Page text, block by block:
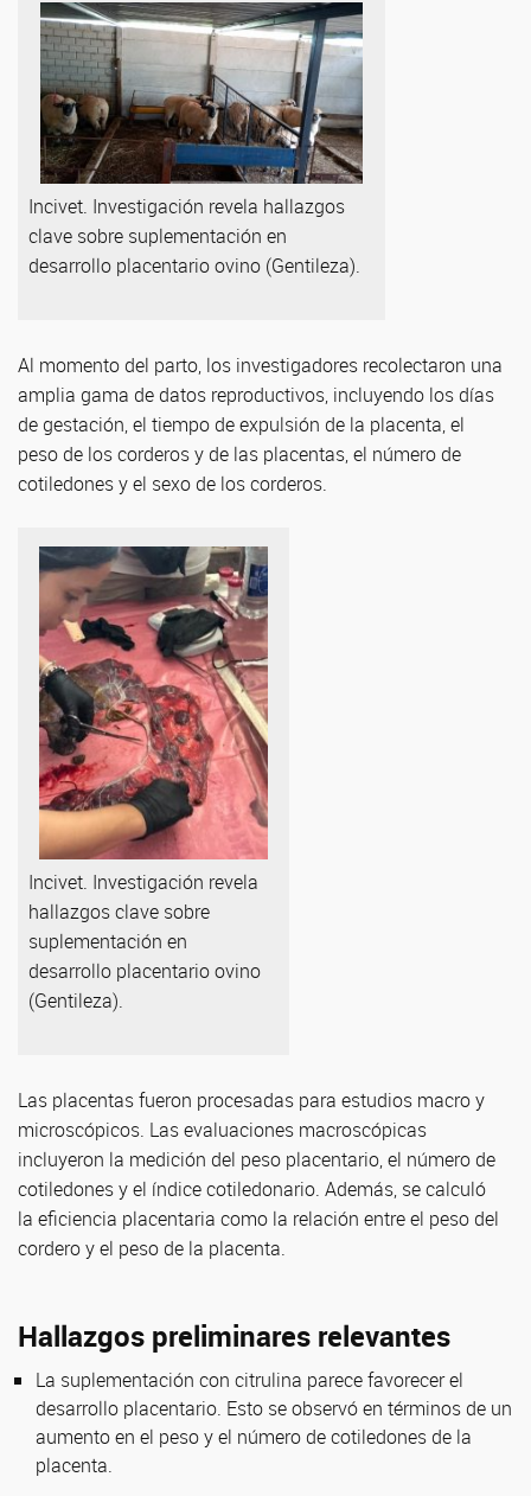
Incivet. Investigación revela hallazgos
clave sobre suplementación en
desarrollo placentario ovino (Gentileza).
Al momento del parto, los investigadores recolectaron una
amplia gama de datos reproductivos, incluyendo los días
de gestación, el tiempo de expulsión de la placenta, el
peso de los corderos y de las placentas, el número de
cotiledones y el sexo de los corderos.
Incivet. Investigación revela
hallazgos clave sobre
suplementación en
desarrollo placentario ovino
(Gentileza).
Las placentas fueron procesadas para estudios macro y
microscópicos. Las evaluaciones macroscópicas
incluyeron la medición del peso placentario, el número de
cotiledones y el índice cotiledonario. Además, se calculó
la eficiencia placentaria como la relación entre el peso del
cordero y el peso de la placenta.
Hallazgos preliminares relevantes
La suplementación con citrulina parece favorecer el
desarrollo placentario. Esto se observó en términos de un
aumento en el peso y el número de cotiledones de la
placenta.